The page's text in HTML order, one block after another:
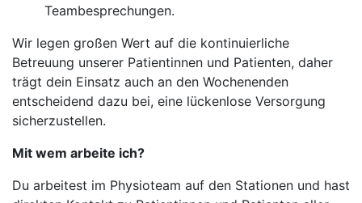
Teambesprechungen.
Wir legen großen Wert auf die kontinuierliche
Betreuung unserer Patientinnen und Patienten, daher
trägt dein Einsatz auch an den Wochenenden
entscheidend dazu bei, eine lückenlose Versorgung
sicherzustellen.
Mit wem arbeite ich?
Du arbeitest im Physioteam auf den Stationen und hast